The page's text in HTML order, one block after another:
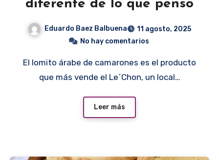
diferente de lo que pensó
Eduardo Baez Balbuena
11 agosto, 2025
No hay comentarios
El lomito árabe de camarones es el producto
que más vende el Le´Chon, un local…
Leer más